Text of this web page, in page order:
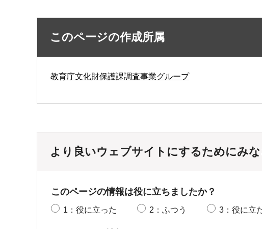
このページの作成所属
教育庁文化財保護課調査事業グループ
より良いウェブサイトにするためにみ
このページの情報は役に立ちましたか？
1：役に立った 2：ふつう 3：役に立